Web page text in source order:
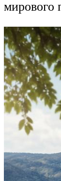
мирового